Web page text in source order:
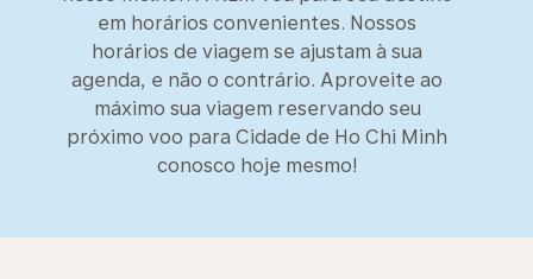
em horários convenientes. Nossos
horários de viagem se ajustam à sua
agenda, e não o contrário. Aproveite ao
máximo sua viagem reservando seu
próximo voo para Cidade de Ho Chi Minh
conosco hoje mesmo!